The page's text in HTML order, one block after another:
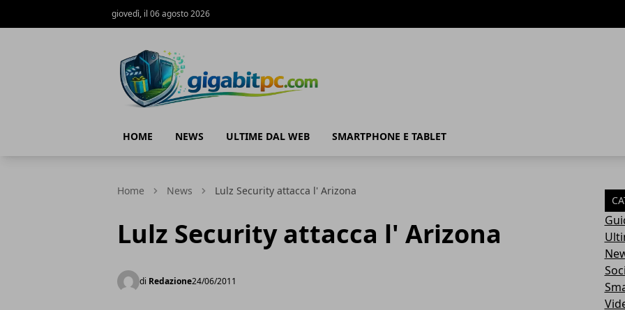
giovedì, il 06 agosto 2026
HOME NEWS ULTIME DAL WEB SMARTPHONE E TABLET
Home News Lulz Security attacca l' Arizona
Lulz Security attacca l' Arizona
di Redazione24/06/2011